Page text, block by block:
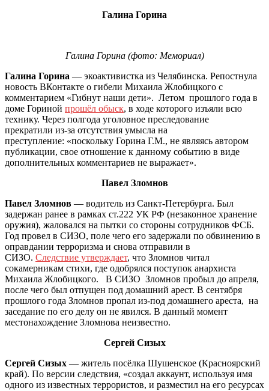
Галина Горина
Галина Горина (фото: Мемориал)
Галина Горина — экоактивистка из Челябинска. Репостнула
новость ВКонтакте о гибели Михаила Жлобицкого с
комментарием «Гибнут наши дети». Летом прошлого года в
доме Гориной прошёл обыск, в ходе которого изъяли всю
технику. Через полгода уголовное преследование
прекратили из-за отсутствия умысла на
преступление: «поскольку Горина Г.М., не являясь автором
публикации, свое отношение к данному событию в виде
дополнительных комментариев не выражает».
Павел Зломнов
Павел Зломнов — водитель из Санкт-Петербурга. Был
задержан ранее в рамках ст.222 УК РФ (незаконное хранение
оружия), жаловался на пытки со стороны сотрудников ФСБ.
Год провел в СИЗО, поле чего его задержали по обвинению в
оправдании терроризма и снова отправили в
СИЗО. Следствие утверждает, что Зломнов читал
сокамерникам стихи, где одобрялся поступок анархиста
Михаила Жлобицкого. В СИЗО Зломнов пробыл до апреля,
после чего был отпущен под домашний арест. В сентября
прошлого года Зломнов пропал из-под домашнего ареста, на
заседание по его делу он не явился. В данный момент
местонахождение Зломнова неизвестно.
Сергей Сизых
Сергей Сизых — житель посёлка Шушенское (Красноярский
край). По версии следствия, «создал аккаунт, используя имя
одного из известных террористов, и разместил на его ресурсах